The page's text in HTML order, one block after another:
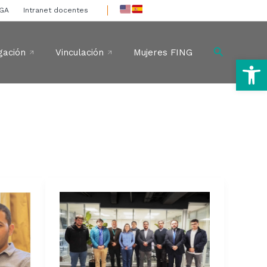
Intranet docentes
Vinculación Mujeres FING Buscar
ReBatVe
impulsa
debate
sobre
normativas